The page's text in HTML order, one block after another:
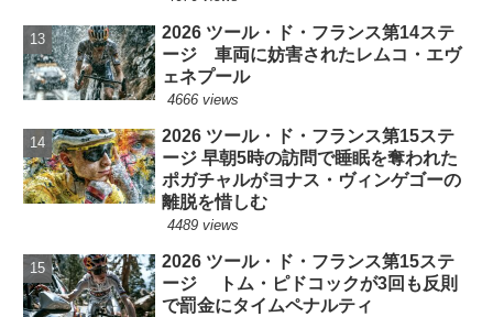
2026 ツール・ド・フランス第14ステ
ージ 車両に妨害されたレムコ・エヴ
ェネプール
4666 views
2026 ツール・ド・フランス第15ステ
ージ 早朝5時の訪問で睡眠を奪われた
ポガチャルがヨナス・ヴィンゲゴーの
離脱を惜しむ
4489 views
2026 ツール・ド・フランス第15ステ
ージ トム・ピドコックが3回も反則
で罰金にタイムペナルティ